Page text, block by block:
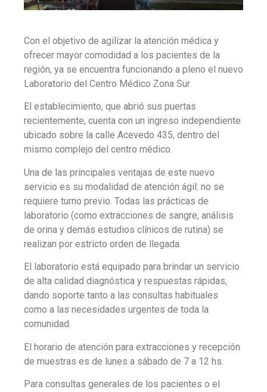
Con el objetivo de agilizar la atención médica y
ofrecer mayor comodidad a los pacientes de la
región, ya se encuentra funcionando a pleno el nuevo
Laboratorio del Centro Médico Zona Sur.
El establecimiento, que abrió sus puertas
recientemente, cuenta con un ingreso independiente
ubicado sobre la calle Acevedo 435, dentro del
mismo complejo del centro médico.
Una de las principales ventajas de este nuevo
servicio es su modalidad de atención ágil: no se
requiere turno previo. Todas las prácticas de
laboratorio (como extracciones de sangre, análisis
de orina y demás estudios clínicos de rutina) se
realizan por estricto orden de llegada.
El laboratorio está equipado para brindar un servicio
de alta calidad diagnóstica y respuestas rápidas,
dando soporte tanto a las consultas habituales
como a las necesidades urgentes de toda la
comunidad.
El horario de atención para extracciones y recepción
de muestras es de lunes a sábado de 7 a 12 hs.
Para consultas generales de los pacientes o el